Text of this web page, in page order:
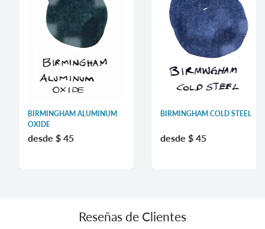
BIRMINGHAM ALUMINUM
OXIDE
desde$ 45
BIRMINGHAM COLD STEEL
desde$ 45
Reseñas de Clientes